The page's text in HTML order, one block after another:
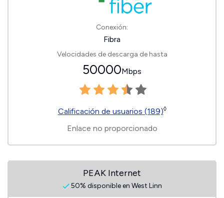
Conexión:
Fibra
Velocidades de descarga de hasta
50000Mbps
Calificación de usuarios (189)◊
Enlace no proporcionado
PEAK Internet
50% disponible en West Linn